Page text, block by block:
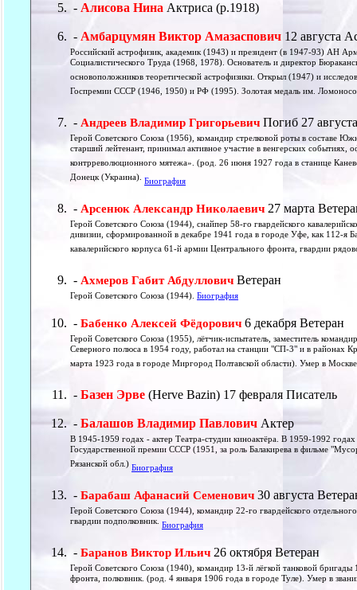
- Алисова Нина Актриса (р.1918)
- Амбарцумян Виктор Амазаспович 12 августа
Российский астрофизик, академик (1943) и президент (в 1947-93) АН
Социалистического Труда (1968, 1978). Основатель и директор
основоположников теоретической астрофизики. Открыл (1947) и
Госпремии СССР (1946, 1950) и РФ (1995). Золотая медаль им.
- Андреев Владимир Григорьевич Погиб 27
Герой Советского Союза (1956), командир стрелковой роты в составе
старший лейтенант, принимал активное участие в венгерских событиях,
контрреволюционного мятежа». (род. 26 июня 1927 года в станице
Донецк (Украина).Биография
- Арсенюк Александр Николаевич 27 марта
Герой Советского Союза (1944), снайпер 58-го гвардейского
дивизии, сформированной в декабре 1941 года в городе Уфе, как 112-я
кавалерийского корпуса 61-й армии Центрального фронта, гвардии
- Ахмеров Габит Абдуллович Ветеран
Герой Советского Союза (1944).Биография
-Бабенко Алексей Фёдорович 6 декабря Ветеран
Герой Советского Союза (1955), лётчик-испытатель, заместитель
Северного полюса в 1954 году, работал на станции "СП-3" и в районах
марта 1923 года в городе Миргород Полтавской области). Умер в
-Базен Эрве (Herve Bazin) 17 февраля Писатель
-Балашов Владимир Павлович Актер
В 1945-1959 годах - актер Театра-студии киноактёра. В 1959-1992
Государственной премии СССР (1951, за роль Балакирева в фильме
Рязанской обл.)Биография
-Барабаш Афанасий Семенович 30 августа
Герой Советского Союза (1944), командир 22-го гвардейского
гвардии подполковник.Биография
-Баранов Виктор Ильич 26 октября Ветеран
Герой Советского Союза (1940), командир 13-й лёгкой танковой
фронта, полковник. (род. 4 января 1906 года в городе Туле). Умер в